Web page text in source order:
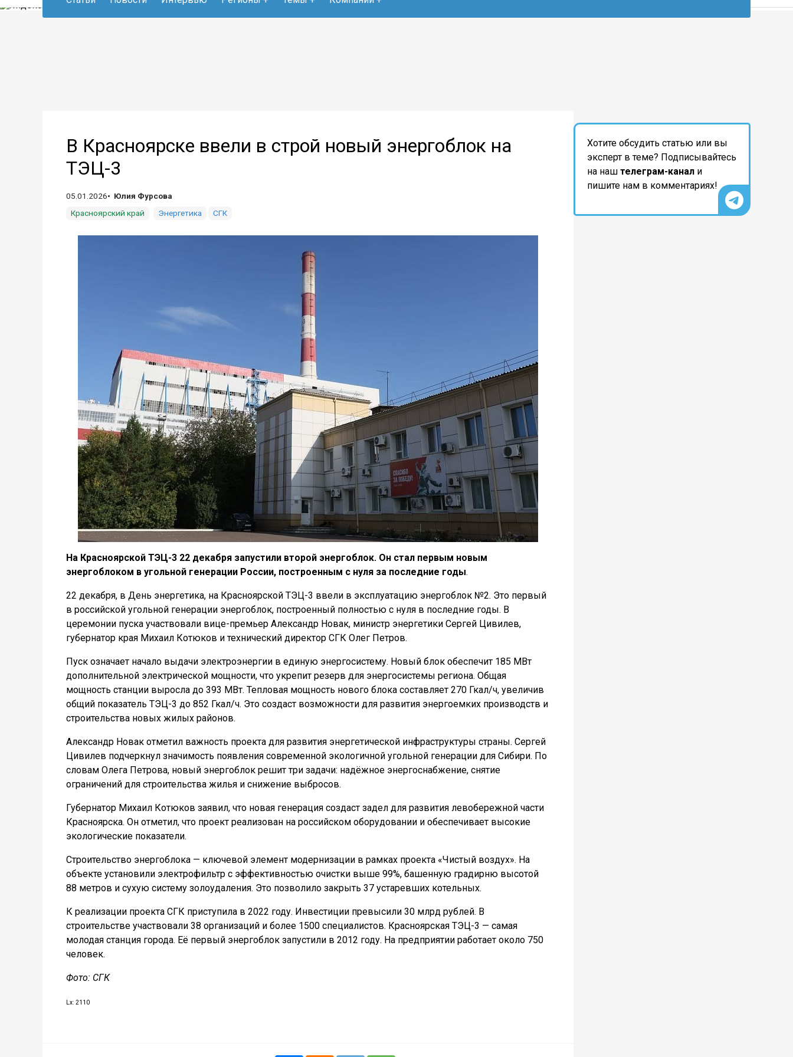
В Красноярске ввели в строй новый энергоблок на
ТЭЦ-3
05.01.2026
Юлия Фурсова
Красноярский край
Энергетика СГК
На Красноярской ТЭЦ-3 22 декабря запустили второй энергоблок. Он стал первым новым
энергоблоком в угольной генерации России, построенным с нуля за последние годы.
22 декабря, в День энергетика, на Красноярской ТЭЦ-3 ввели в эксплуатацию энергоблок №2. Это первый
в российской угольной генерации энергоблок, построенный полностью с нуля в последние годы. В
церемонии пуска участвовали вице-премьер Александр Новак, министр энергетики Сергей Цивилев,
губернатор края Михаил Котюков и технический директор СГК Олег Петров.
Пуск означает начало выдачи электроэнергии в единую энергосистему. Новый блок обеспечит 185 МВт
дополнительной электрической мощности, что укрепит резерв для энергосистемы региона. Общая
мощность станции выросла до 393 МВт. Тепловая мощность нового блока составляет 270 Гкал/ч, увеличив
общий показатель ТЭЦ-3 до 852 Гкал/ч. Это создаст возможности для развития энергоемких производств и
строительства новых жилых районов.
Александр Новак отметил важность проекта для развития энергетической инфраструктуры страны. Сергей
Цивилев подчеркнул значимость появления современной экологичной угольной генерации для Сибири. По
словам Олега Петрова, новый энергоблок решит три задачи: надёжное энергоснабжение, снятие
ограничений для строительства жилья и снижение выбросов.
Губернатор Михаил Котюков заявил, что новая генерация создаст задел для развития левобережной части
Красноярска. Он отметил, что проект реализован на российском оборудовании и обеспечивает высокие
экологические показатели.
Строительство энергоблока — ключевой элемент модернизации в рамках проекта «Чистый воздух». На
объекте установили электрофильтр с эффективностью очистки выше 99%, башенную градирню высотой
88 метров и сухую систему золоудаления. Это позволило закрыть 37 устаревших котельных.
К реализации проекта СГК приступила в 2022 году. Инвестиции превысили 30 млрд рублей. В
строительстве участвовали 38 организаций и более 1500 специалистов. Красноярская ТЭЦ-3 — самая
молодая станция города. Её первый энергоблок запустили в 2012 году. На предприятии работает около 750
человек.
Фото: СГК
Lx: 2110
Хотите обсудить статью или вы
эксперт в теме? Подписывайтесь
на наш телеграм-канал и
пишите нам в комментариях!